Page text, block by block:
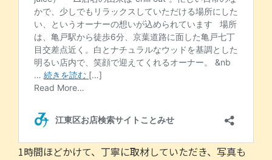
1時間ほどかけて、丁寧に取材していただき、写真も